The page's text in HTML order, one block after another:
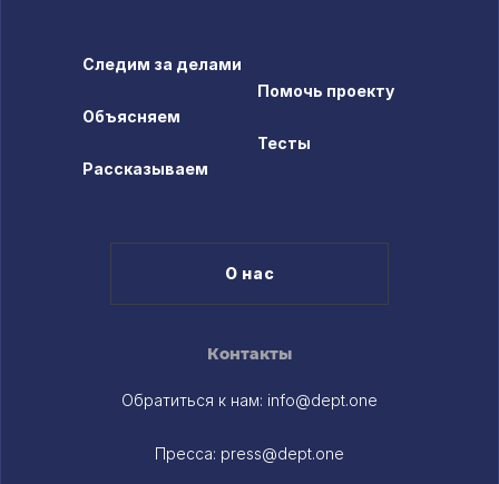
Контакты
Обратиться к нам: info@dept.one
Пресса: press@dept.one
Следим за делами
Объясняем
Рассказываем
Помочь проекту
Тесты
О нас